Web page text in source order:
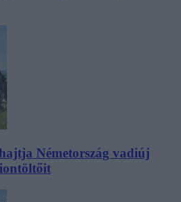
Németország vadiúj